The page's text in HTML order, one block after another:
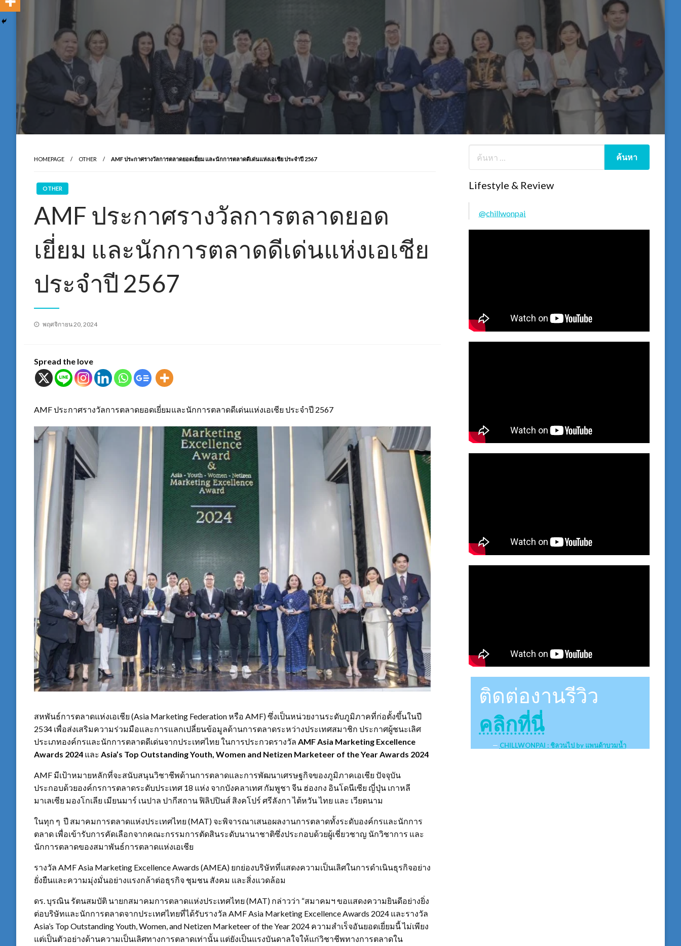
HOMEPAGE OTHER AMF ประกาศรางวัลการตลาดยอดเยี่ยม และนักการตลาดดีเด่นแห่งเอเชีย ประจำปี 2567
OTHER
AMF ประกาศรางวัลการตลาดยอด
เยี่ยม และนักการตลาดดีเด่นแห่งเอเชีย
ประจำปี 2567
Posted
พฤศจิกายน 20, 2024
Spread the love
AMF ประกาศรางวัลการตลาดยอดเยี่ยมและนักการตลาดดีเด่นแห่งเอเชีย ประจำปี 2567
สหพันธ์การตลาดแห่งเอเชีย (Asia Marketing Federation หรือ AMF) ซึ่งเป็นหน่วยงานระดับภูมิภาคที่ก่อตั้งขึ้นในปี
2534 เพื่อส่งเสริมความร่วมมือและการแลกเปลี่ยนข้อมูลด้านการตลาดระหว่างประเทศสมาชิก ประกาศผู้ชนะเลิศ
ประเภทองค์กรและนักการตลาดดีเด่นจากประเทศไทย ในการประกวดรางวัล AMF Asia Marketing Excellence
Awards 2024 และ Asia’s Top Outstanding Youth, Women and Netizen Marketeer of the Year Awards 2024
AMF มีเป้าหมายหลักที่จะสนับสนุนวิชาชีพด้านการตลาดและการพัฒนาเศรษฐกิจของภูมิภาคเอเชีย ปัจจุบัน
ประกอบด้วยองค์กรการตลาดระดับประเทศ 18 แห่ง จากบังคลาเทศ กัมพูชา จีน ฮ่องกง อินโดนีเซีย ญี่ปุ่น เกาหลี
มาเลเซีย มองโกเลีย เมียนมาร์ เนปาล ปากีสถาน ฟิลิปปินส์ สิงคโปร์ ศรีลังกา ไต้หวัน ไทย และ เวียดนาม
ในทุก ๆ ปี สมาคมการตลาดแห่งประเทศไทย (MAT) จะพิจารณาเสนอผลงานการตลาดทั้งระดับองค์กรและนักการ
ตลาด เพื่อเข้ารับการคัดเลือกจากคณะกรรมการตัดสินระดับนานาชาติซึ่งประกอบด้วยผู้เชี่ยวชาญ นักวิชาการ และ
นักการตลาดของสมาพันธ์การตลาดแห่งเอเชีย
รางวัล AMF Asia Marketing Excellence Awards (AMEA) ยกย่องบริษัทที่แสดงความเป็นเลิศในการดำเนินธุรกิจอย่าง
ยั่งยืนและความมุ่งมั่นอย่างแรงกล้าต่อธุรกิจ ชุมชน สังคม และสิ่งแวดล้อม
ดร. บุรณิน รัตนสมบัติ นายกสมาคมการตลาดแห่งประเทศไทย (MAT) กล่าวว่า “สมาคมฯ ขอแสดงความยินดีอย่างยิ่ง
ต่อบริษัทและนักการตลาดจากประเทศไทยที่ได้รับรางวัล AMF Asia Marketing Excellence Awards 2024 และรางวัล
Asia’s Top Outstanding Youth, Women, and Netizen Marketeer of the Year 2024 ความสำเร็จอันยอดเยี่ยมนี้ ไม่เพียง
แต่เป็นตัวอย่างด้านความเป็นเลิศทางการตลาดเท่านั้น แต่ยังเป็นแรงบันดาลใจให้แก่วิชาชีพทางการตลาดใน
Lifestyle & Review
@chillwonpai
ติดต่องานรีวิว
คลิกที่นี่
CHILLWONPAI : ชิลวนไป by แพนด้าบวมน้ำ